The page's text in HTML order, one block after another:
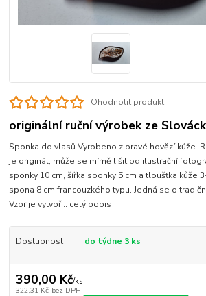
Ohodnotit produkt
originální ruční výrobek ze
Sponka do vlasů Vyrobeno z pravé hovězí kůže.
je originál, může se mírně lišit od ilustrační
sponky 10 cm, šířka sponky 5 cm a tloušťka kůže
spona 8 cm francouzkého typu. Jedná se o
Vzor je vytvoř... celý popis
Dostupnost do týdne 3 ks
390,00 Kč/ks
322,31 Kč bez DPH